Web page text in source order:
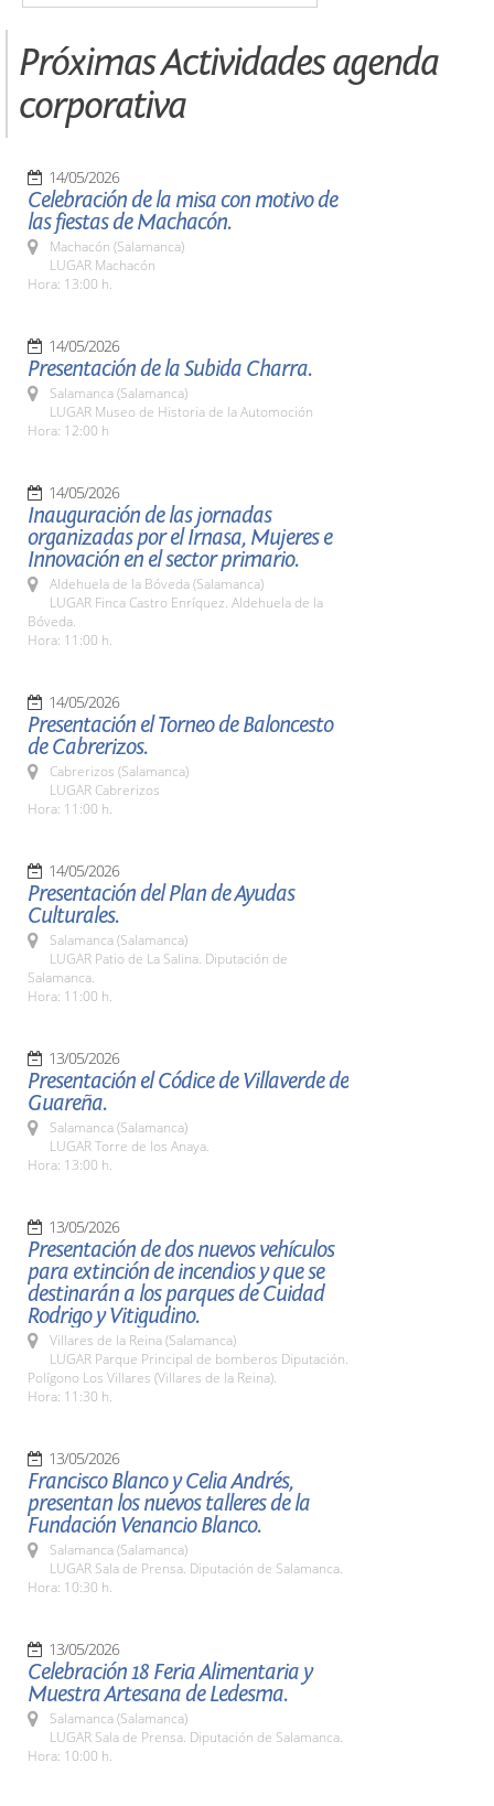
Próximas Actividades agenda
corporativa
14/05/2026
Celebración de la misa con motivo de
las fiestas de Machacón.
Machacón (Salamanca)
LUGAR Machacón
Hora: 13:00 h.
14/05/2026
Presentación de la Subida Charra.
Salamanca (Salamanca)
LUGAR Museo de Historia de la Automoción
Hora: 12:00 h
14/05/2026
Inauguración de las jornadas
organizadas por el Irnasa, Mujeres e
Innovación en el sector primario.
Aldehuela de la Bóveda (Salamanca)
LUGAR Finca Castro Enríquez. Aldehuela de la
Bóveda.
Hora: 11:00 h.
14/05/2026
Presentación el Torneo de Baloncesto
de Cabrerizos.
Cabrerizos (Salamanca)
LUGAR Cabrerizos
Hora: 11:00 h.
14/05/2026
Presentación del Plan de Ayudas
Culturales.
Salamanca (Salamanca)
LUGAR Patio de La Salina. Diputación de
Salamanca.
Hora: 11:00 h.
13/05/2026
Presentación el Códice de Villaverde de
Guareña.
Salamanca (Salamanca)
LUGAR Torre de los Anaya.
Hora: 13:00 h.
13/05/2026
Presentación de dos nuevos vehículos
para extinción de incendios y que se
destinarán a los parques de Cuidad
Rodrigo y Vitigudino.
Villares de la Reina (Salamanca)
LUGAR Parque Principal de bomberos Diputación.
Polígono Los Villares (Villares de la Reina).
Hora: 11:30 h.
13/05/2026
Francisco Blanco y Celia Andrés,
presentan los nuevos talleres de la
Fundación Venancio Blanco.
Salamanca (Salamanca)
LUGAR Sala de Prensa. Diputación de Salamanca.
Hora: 10:30 h.
13/05/2026
Celebración 18 Feria Alimentaria y
Muestra Artesana de Ledesma.
Salamanca (Salamanca)
LUGAR Sala de Prensa. Diputación de Salamanca.
Hora: 10:00 h.